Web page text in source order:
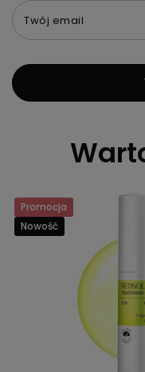
Twój email
Promocja
Nowość